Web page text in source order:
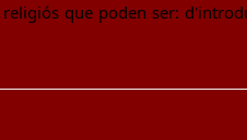
que poden ser: